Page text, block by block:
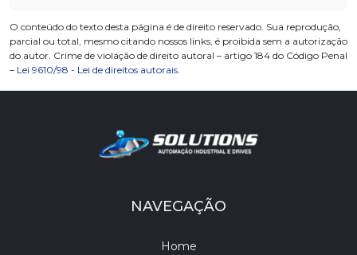
O conteúdo do texto desta página é de direito reservado. Sua reprodução,
parcial ou total, mesmo citando nossos links, é proibida sem a autorização
do autor. Crime de violação de direito autoral – artigo 184 do Código Penal
– Lei 9610/98 - Lei de direitos autorais.
NAVEGAÇÃO
Home